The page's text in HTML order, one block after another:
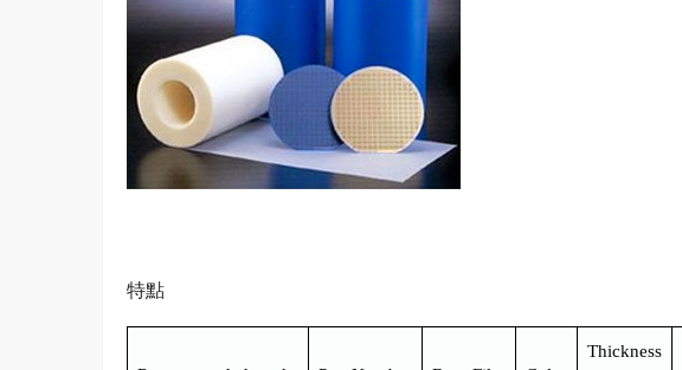
特點
Thickness